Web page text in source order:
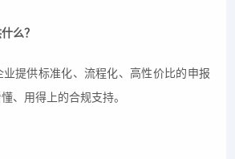
么？
提供标准化、流程化、高性价比的申报
、用得上的合规支持。